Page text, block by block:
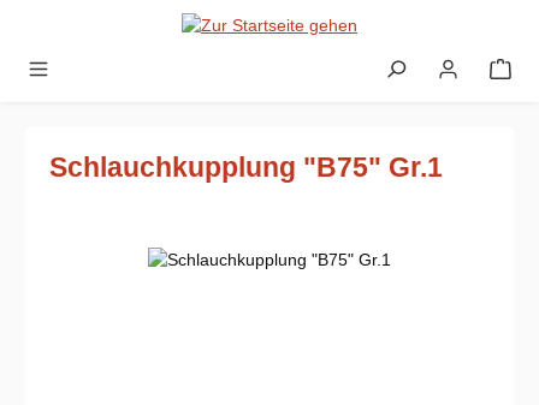
Zum Hauptinhalt springen
Schlauchkupplung "B75" Gr.1
Bildergalerie überspringen